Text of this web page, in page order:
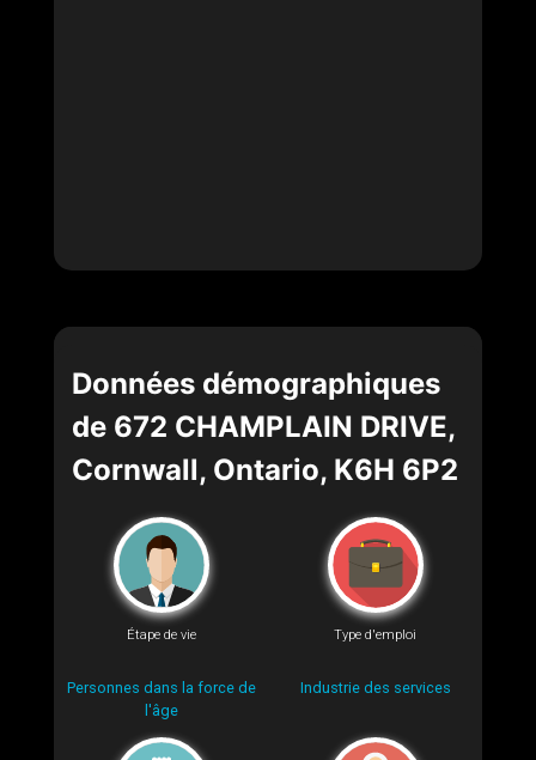
Données démographiques
de 672 CHAMPLAIN DRIVE,
Cornwall, Ontario, K6H 6P2
Étape de vie
Personnes dans la force de
l'âge
Type d'emploi
Industrie des services